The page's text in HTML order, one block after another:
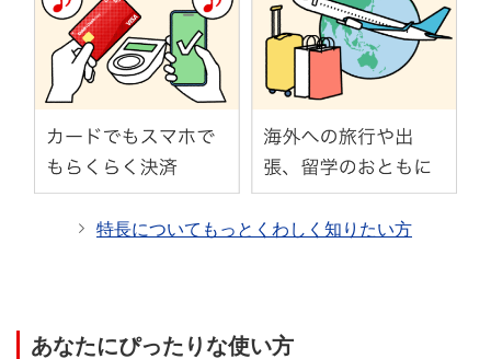
※一部、ご利用いただけない加盟店がございます。
三菱ＵＦＪ-VISAデビットがご利用いただけない加盟
店一覧
（784KB）
三菱ＵＦＪ-JCBデビットがご利用いただけない加盟店
一覧
（470KB）
特長についてもっとくわしく知りたい方
あなたにぴったりな使い方